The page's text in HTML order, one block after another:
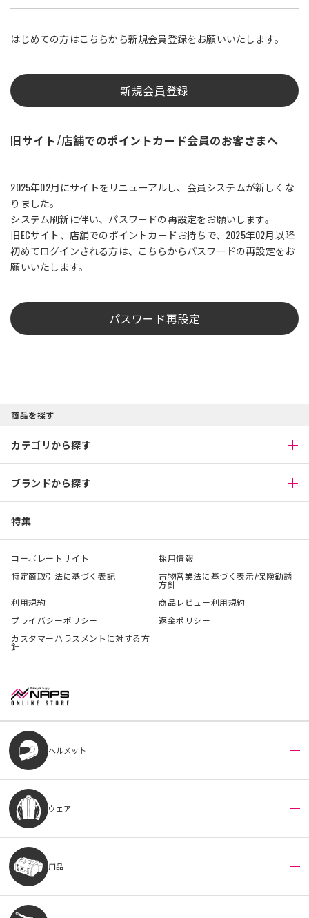
はじめての方はこちらから新規会員登録をお願いいたします。
新規会員登録
旧サイト/店舗でのポイントカード会員のお客さまへ
2025年02月にサイトをリニューアルし、会員システムが新しくな
りました。
システム刷新に伴い、パスワードの再設定をお願いします。
旧ECサイト、店舗でのポイントカードお持ちで、2025年02月以降
初めてログインされる方は、こちらからパスワードの再設定をお
願いいたします。
パスワード再設定
商品を探す
カテゴリから探す
ブランドから探す
特集
コーポレートサイト
採用情報
特定商取引法に基づく表記
古物営業法に基づく表示/保険勧誘
方針
利用規約
商品レビュー利用規約
プライバシーポリシー
返金ポリシー
カスタマーハラスメントに対する方
針
ヘルメット
ウェア
用品